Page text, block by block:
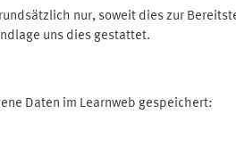
nur, soweit dies zur
uns dies gestattet.
Daten im Learnweb gespeichert: